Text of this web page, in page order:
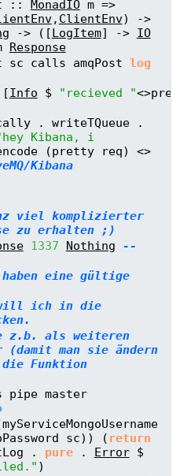
:: MonadIO m =>
, ClientEnv)
->
-> ([LogItem] -> IO
Response
sc calls amqPost log
[Info $ "recieved "<>
. writeTQueue
.
Kibana, i
(pretty req) <>
Kibana
viel komplizierter
zu erhalten ;)
1337 Nothing
--
eine gültige
ich in die
z.b. als weiteren
(damit man sie ändern
die Funktion
access pipe master
sc)) ( return
. pure . Error $
)